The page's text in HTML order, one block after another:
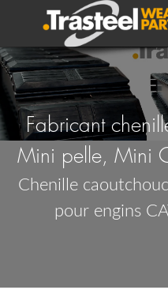
Fabricant
Mini pelle, Mini
Chenille
pour engins